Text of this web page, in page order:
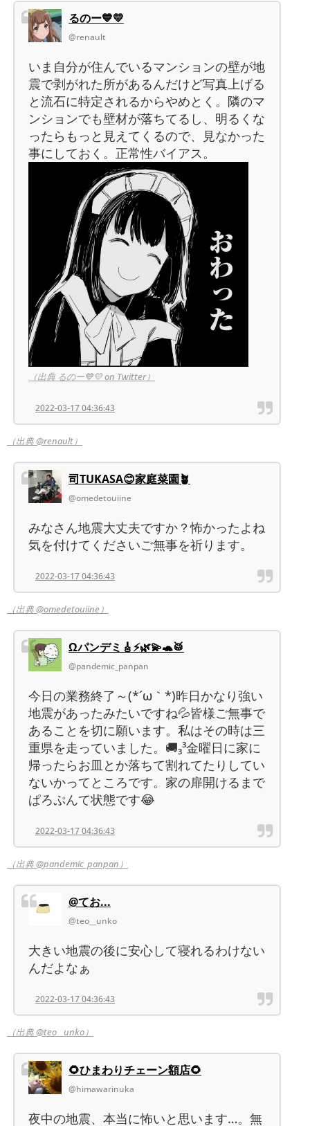
るのー💙💛
@renault
いま自分が住んでいるマンションの壁が地
震で剥がれた所があるんだけど写真上げる
と流石に特定されるからやめとく。隣のマ
ンションでも壁材が落ちてるし、明るくな
ったらもっと見えてくるので、見なかった
事にしておく。正常性バイアス。
（出典 るのー💙💛 on Twitter）
2022-03-17 04:36:43
（出典 @renault）
司TUKASA😊家庭菜園🪴
@omedetouiine
みなさん地震大丈夫ですか？怖かったよね
気を付けてくださいご無事を祈ります。
2022-03-17 04:36:43
（出典 @omedetouiine）
Ωパンデミ🎸⚡🌿💫🐢🥁
@pandemic_panpan
今日の業務終了～(*´ω｀*)昨日かなり強い
地震があったみたいですね💦皆様ご無事で
あることを切に願います。私はその時は三
重県を走っていました。🚚₃³金曜日に家に
帰ったらお皿とか落ちて割れてたりしてい
ないかってところです。家の扉開けるまで
ぱろぷんて状態です😂
2022-03-17 04:36:43
（出典 @pandemic_panpan）
@てお...
@teo__unko
大きい地震の後に安心して寝れるわけない
んだよなぁ
2022-03-17 04:36:43
（出典 @teo__unko）
🌻ひまわりチェーン額店🌻
@himawarinuka
夜中の地震、本当に怖いと思います…。無